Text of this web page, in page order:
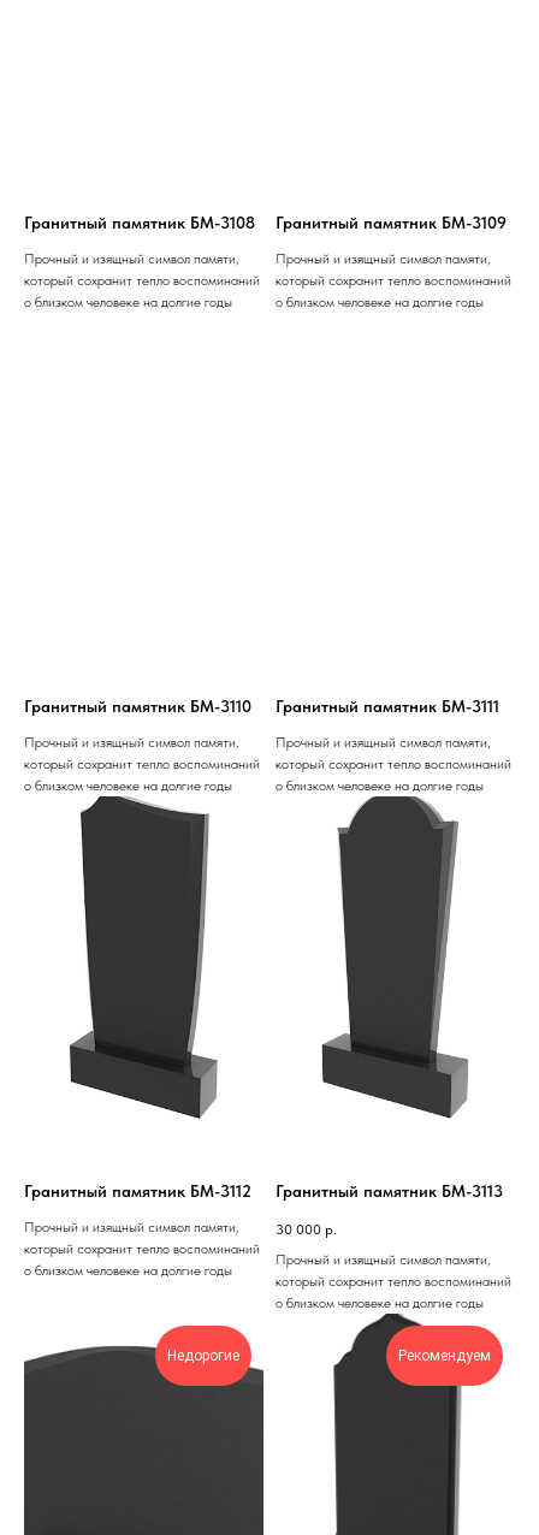
Гранитный памятник БМ-3108
Прочный и изящный символ памяти,
который сохранит тепло воспоминаний
о близком человеке на долгие годы
Гранитный памятник БМ-3109
Прочный и изящный символ памяти,
который сохранит тепло воспоминаний
о близком человеке на долгие годы
Гранитный памятник БМ-3110
Прочный и изящный символ памяти,
который сохранит тепло воспоминаний
о близком человеке на долгие годы
Гранитный памятник БМ-3111
Прочный и изящный символ памяти,
который сохранит тепло воспоминаний
о близком человеке на долгие годы
Гранитный памятник БМ-3112
Прочный и изящный символ памяти,
который сохранит тепло воспоминаний
о близком человеке на долгие годы
Гранитный памятник БМ-3113
30 000 р.
Прочный и изящный символ памяти,
который сохранит тепло воспоминаний
о близком человеке на долгие годы
Недорогие Рекомендуем